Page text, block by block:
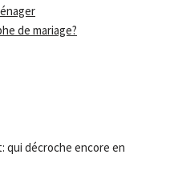
de mariage?
qui décroche encore en